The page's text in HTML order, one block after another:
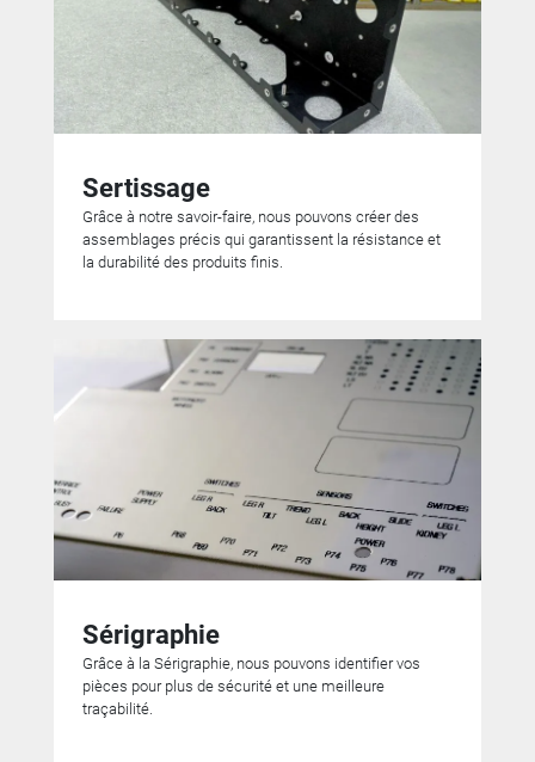
Sertissage
Grâce à notre savoir-faire, nous pouvons créer des
assemblages précis qui garantissent la résistance et
la durabilité des produits finis.
Sérigraphie
Grâce à la Sérigraphie, nous pouvons identifier vos
pièces pour plus de sécurité et une meilleure
traçabilité.